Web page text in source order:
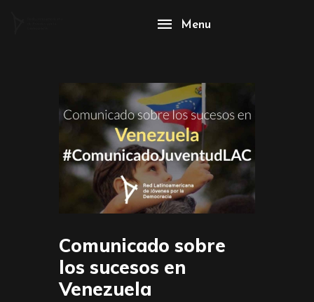
Menu
Comunicado sobre
los sucesos en
Venezuela